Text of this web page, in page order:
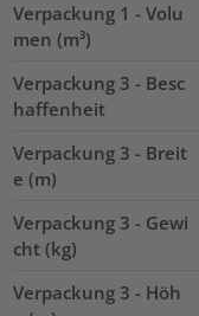
Verpackung 1 - Volu
men (m³)
Verpackung 3 - Besc
haffenheit
Verpackung 3 - Breit
e (m)
Verpackung 3 - Gewi
cht (kg)
Verpackung 3 - Höh